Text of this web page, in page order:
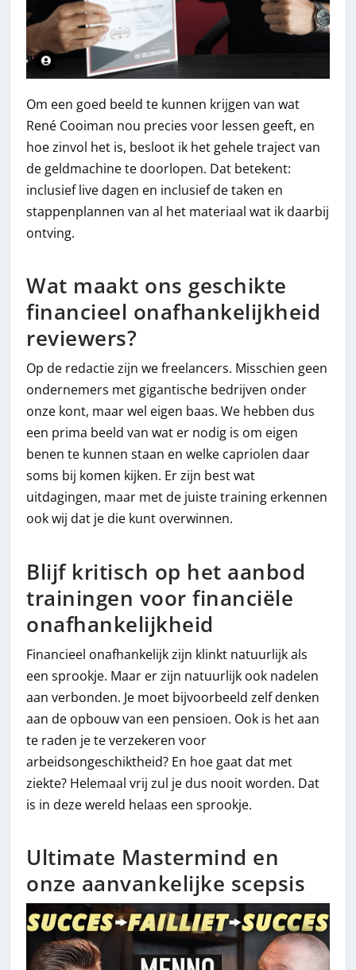
Om een goed beeld te kunnen krijgen van wat
René Cooiman nou precies voor lessen geeft, en
hoe zinvol het is, besloot ik het gehele traject van
de geldmachine te doorlopen. Dat betekent:
inclusief live dagen en inclusief de taken en
stappenplannen van al het materiaal wat ik daarbij
ontving.
Wat maakt ons geschikte
financieel onafhankelijkheid
reviewers?
Op de redactie zijn we freelancers. Misschien geen
ondernemers met gigantische bedrijven onder
onze kont, maar wel eigen baas. We hebben dus
een prima beeld van wat er nodig is om eigen
benen te kunnen staan en welke capriolen daar
soms bij komen kijken. Er zijn best wat
uitdagingen, maar met de juiste training erkennen
ook wij dat je die kunt overwinnen.
Blijf kritisch op het aanbod
trainingen voor financiële
onafhankelijkheid
Financieel onafhankelijk zijn klinkt natuurlijk als
een sprookje. Maar er zijn natuurlijk ook nadelen
aan verbonden. Je moet bijvoorbeeld zelf denken
aan de opbouw van een pensioen. Ook is het aan
te raden je te verzekeren voor
arbeidsongeschiktheid? En hoe gaat dat met
ziekte? Helemaal vrij zul je dus nooit worden. Dat
is in deze wereld helaas een sprookje.
Ultimate Mastermind en
onze aanvankelijke scepsis